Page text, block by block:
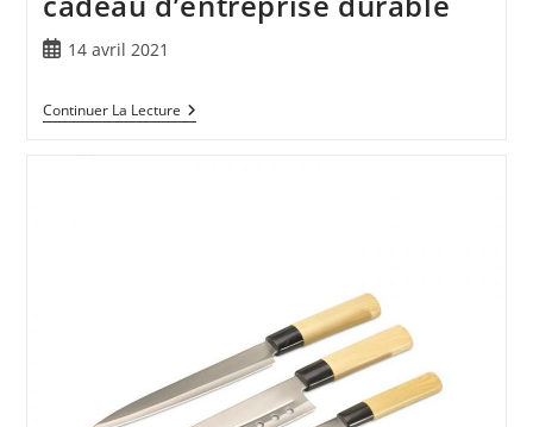
14 avril 2021
Continuer La Lecture